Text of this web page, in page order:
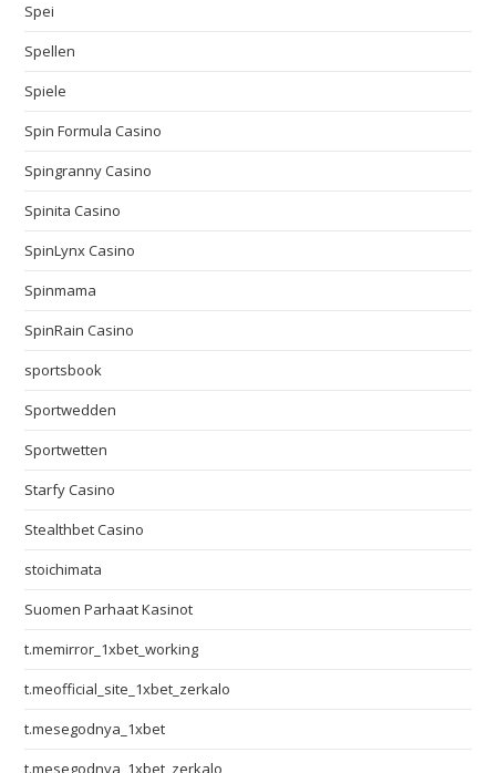
Spei
Spellen
Spiele
Spin Formula Casino
Spingranny Casino
Spinita Casino
SpinLynx Casino
Spinmama
SpinRain Casino
sportsbook
Sportwedden
Sportwetten
Starfy Casino
Stealthbet Casino
stoichimata
Suomen Parhaat Kasinot
t.memirror_1xbet_working
t.meofficial_site_1xbet_zerkalo
t.mesegodnya_1xbet
t.mesegodnya_1xbet_zerkalo